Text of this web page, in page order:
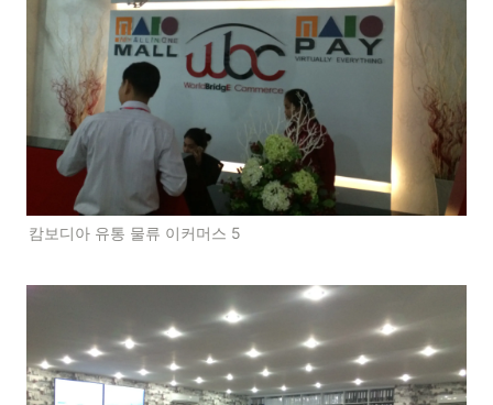
캄보디아 유통 물류 이커머스 5